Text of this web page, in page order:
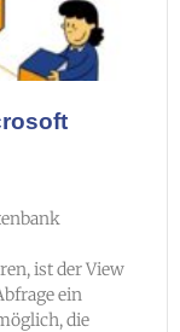
ist der View
ein
die